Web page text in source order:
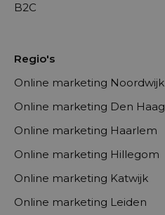
B2C
Regio's
Online marketing Noordwijk
Online marketing Den Haag
Online marketing Haarlem
Online marketing Hillegom
Online marketing Katwijk
Online marketing Leiden